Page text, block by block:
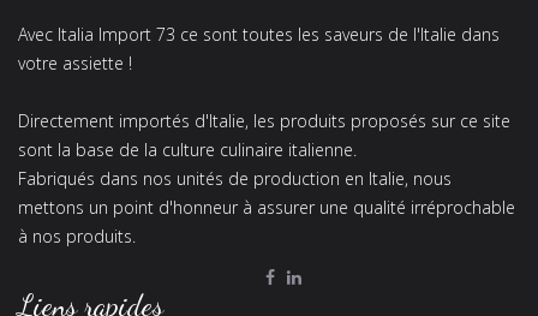
Avec Italia Import 73 ce sont toutes les saveurs de l'Italie dans
votre assiette !
Directement importés d'Italie, les produits proposés sur ce site
sont la base de la culture culinaire italienne.
Fabriqués dans nos unités de production en Italie, nous
mettons un point d'honneur à assurer une qualité irréprochable
à nos produits.
Liens rapides